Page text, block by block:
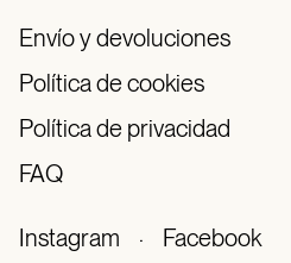
Envío y devoluciones
Política de cookies
Política de privacidad
FAQ
Instagram · Facebook